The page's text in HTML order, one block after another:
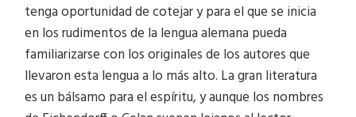
tenga oportunidad de cotejar y para el que se inicia
en los rudimentos de la lengua alemana pueda
familiarizarse con los originales de los autores que
llevaron esta lengua a lo más alto. La gran literatura
es un bálsamo para el espíritu, y aunque los nombres